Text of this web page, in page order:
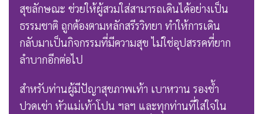
สุขลักษณะ ช่วยให้ผู้สวมใส่สามารถเดินได้อย่างเป็น
ธรรมชาติ ถูกต้องตามหลักสรีรวิทยา ทำให้การเดิน
กลับมาเป็นกิจกรรมที่มีความสุข ไม่ใช่อุปสรรคที่ยาก
ลำบากอีกต่อไป
สำหรับท่านผู้มีปัญาสุขภาพเท้า เบาหวาน รองช้ำ
ปวดเข่า หัวแม่เท้าโปน ฯลฯ และทุกท่านที่ใส่ใจใน